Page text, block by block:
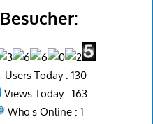
Besucher:
Users Today : 130
Views Today : 163
Who's Online : 1